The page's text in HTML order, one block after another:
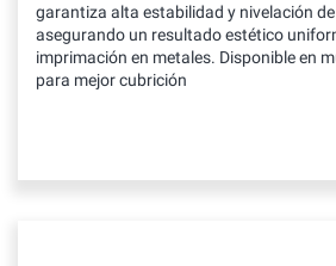
garantiza alta estabilidad y nivelación
asegurando un resultado estético
imprimación en metales. Disponible en
para mejor cubrición